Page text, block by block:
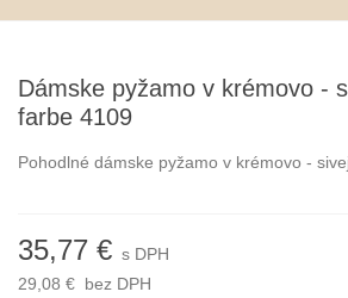
Dámske pyžamo v krémovo -
farbe 4109
Pohodlné dámske pyžamo v krémovo -
35,77 € s DPH
29,08 € bez DPH